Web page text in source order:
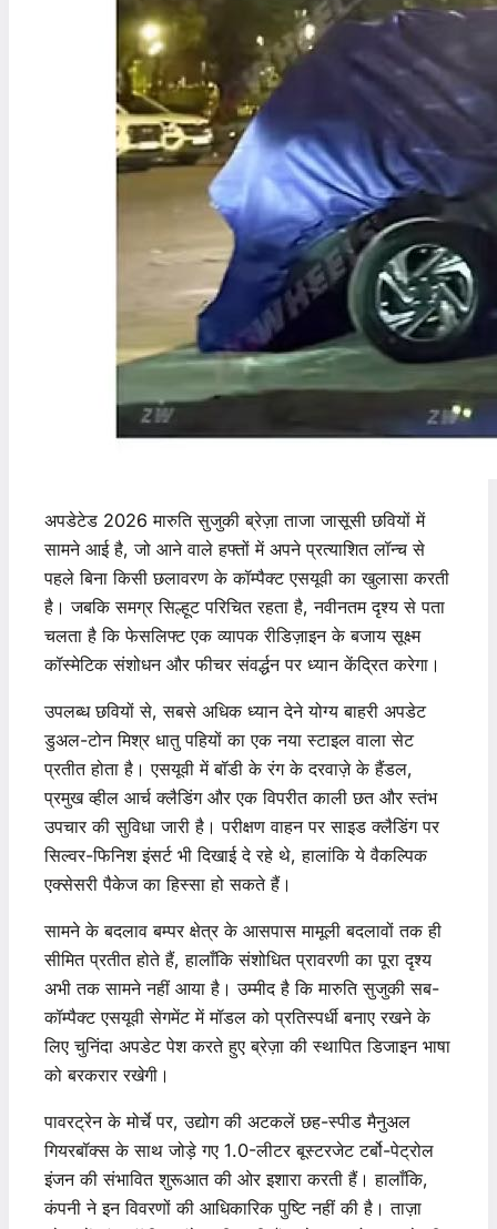
अपडेटेड 2026 मारुति सुजुकी ब्रेज़ा ताजा जासूसी छवियों में
सामने आई है, जो आने वाले हफ्तों में अपने प्रत्याशित लॉन्च से
पहले बिना किसी छलावरण के कॉम्पैक्ट एसयूवी का खुलासा करती
है। जबकि समग्र सिल्हूट परिचित रहता है, नवीनतम दृश्य से पता
चलता है कि फेसलिफ्ट एक व्यापक रीडिज़ाइन के बजाय सूक्ष्म
कॉस्मेटिक संशोधन और फीचर संवर्द्धन पर ध्यान केंद्रित करेगा।
उपलब्ध छवियों से, सबसे अधिक ध्यान देने योग्य बाहरी अपडेट
डुअल-टोन मिश्र धातु पहियों का एक नया स्टाइल वाला सेट
प्रतीत होता है। एसयूवी में बॉडी के रंग के दरवाज़े के हैंडल,
प्रमुख व्हील आर्च क्लैडिंग और एक विपरीत काली छत और स्तंभ
उपचार की सुविधा जारी है। परीक्षण वाहन पर साइड क्लैडिंग पर
सिल्वर-फिनिश इंसर्ट भी दिखाई दे रहे थे, हालांकि ये वैकल्पिक
एक्सेसरी पैकेज का हिस्सा हो सकते हैं।
सामने के बदलाव बम्पर क्षेत्र के आसपास मामूली बदलावों तक ही
सीमित प्रतीत होते हैं, हालाँकि संशोधित प्रावरणी का पूरा दृश्य
अभी तक सामने नहीं आया है। उम्मीद है कि मारुति सुजुकी सब-
कॉम्पैक्ट एसयूवी सेगमेंट में मॉडल को प्रतिस्पर्धी बनाए रखने के
लिए चुनिंदा अपडेट पेश करते हुए ब्रेज़ा की स्थापित डिजाइन भाषा
को बरकरार रखेगी।
पावरट्रेन के मोर्चे पर, उद्योग की अटकलें छह-स्पीड मैनुअल
गियरबॉक्स के साथ जोड़े गए 1.0-लीटर बूस्टरजेट टर्बो-पेट्रोल
इंजन की संभावित शुरूआत की ओर इशारा करती हैं। हालाँकि,
कंपनी ने इन विवरणों की आधिकारिक पुष्टि नहीं की है। ताज़ा